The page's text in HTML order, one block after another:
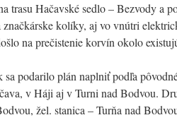
trasu Hačavské sedlo – Bezvody a
značkárske kolíky, aj vo vnútri
na prečistenie korvín okolo
sa podarilo plán naplniť podľa
v Háji aj v Turni nad Bodvou.
žel. stanica – Turňa nad